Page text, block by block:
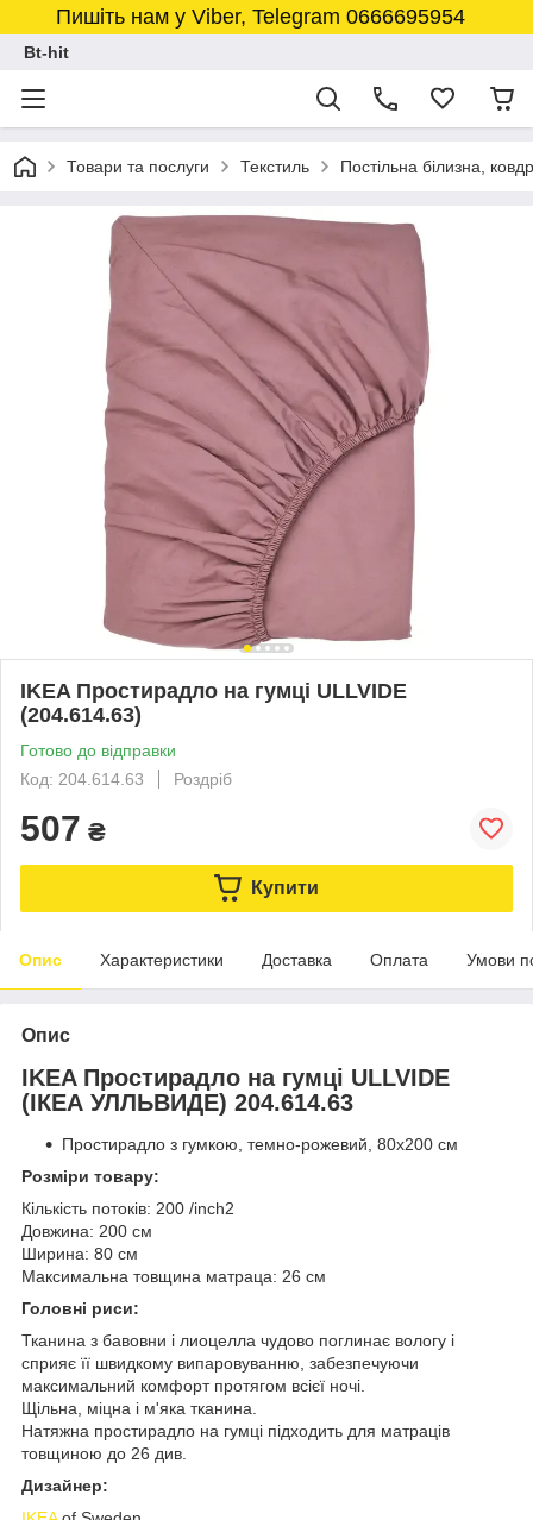
Пишіть нам у Viber, Telegram 0666695954
Bt-hit
Товари та послуги Текстиль Постільна білизна,
IKEA Простирадло на гумці ULLVIDE
(204.614.63)
Готово до відправки
Код: 204.614.63
Роздріб
507 ₴
Купити
Опис Характеристики Доставка Оплата Умови
Опис
IKEA Простирадло на гумці ULLVIDE
(ІКЕА УЛЛЬВИДЕ) 204.614.63
Простирадло з гумкою, темно-рожевий, 80x200 см
Розміри товару:
Кількість потоків: 200 /inch2
Довжина: 200 см
Ширина: 80 см
Максимальна товщина матраца: 26 см
Головні риси:
Тканина з бавовни і лиоцелла чудово поглинає вологу і
сприяє її швидкому випаровуванню, забезпечуючи
максимальний комфорт протягом всієї ночі.
Щільна, міцна і м'яка тканина.
Натяжна простирадло на гумці підходить для матраців
товщиною до 26 див.
Дизайнер: